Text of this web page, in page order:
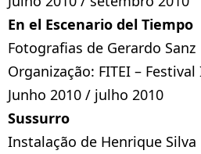
En el Escenario del Tiempo
Fotografias de Gerardo Sanz
Organização: FITEI –
Junho 2010 / julho 2010
Sussurro
Instalação de Henrique Silva